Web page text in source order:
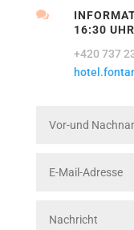

16:30 UHR
+420 737